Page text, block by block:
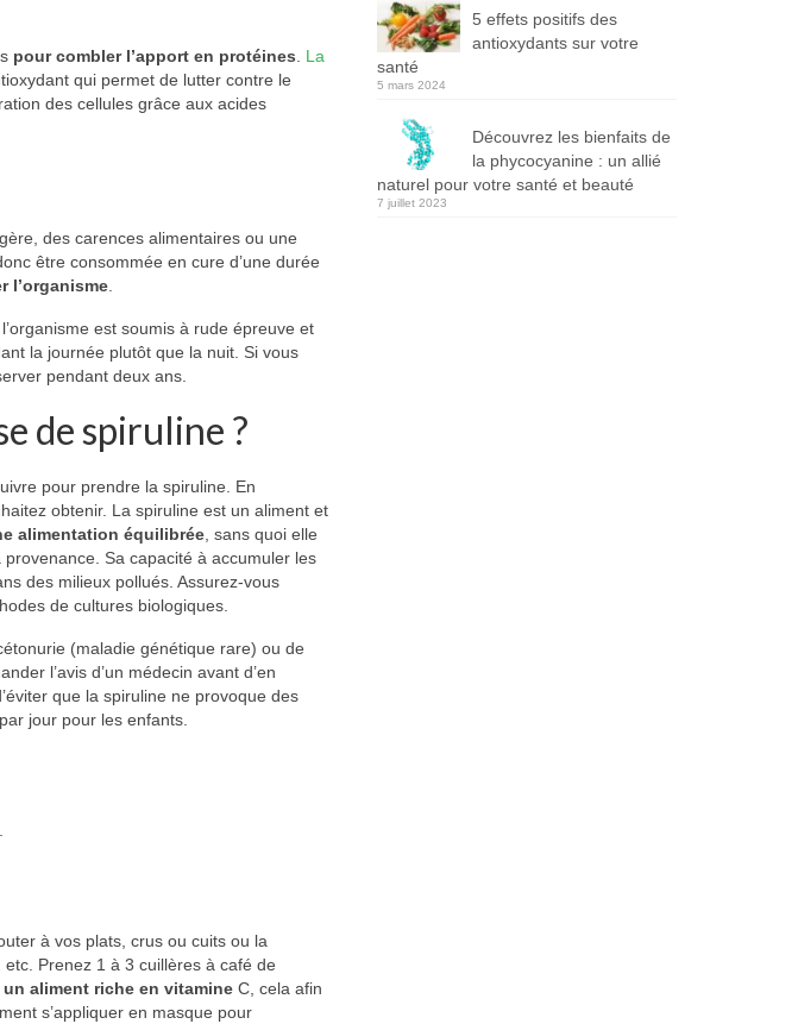
pour combler l’apport en protéines
La
qui permet de lutter contre le
des cellules grâce aux acides
des carences alimentaires ou une
être consommée en cure d’une durée
l’organisme
est soumis à rude épreuve et
la journée plutôt que la nuit. Si vous
pendant deux ans.
de spiruline ?
pour prendre la spiruline. En
obtenir. La spiruline est un aliment et
alimentation équilibrée , sans quoi elle
Sa capacité à accumuler les
des milieux pollués. Assurez-vous
de cultures biologiques.
(maladie génétique rare) ou de
l’avis d’un médecin avant d’en
que la spiruline ne provoque des
jour pour les enfants.
à vos plats, crus ou cuits ou la
Prenez 1 à 3 cuillères à café de
un aliment riche en vitamine C, cela afin
s’appliquer en masque pour
5 effets positifs des
antioxydants sur votre
santé
5 mars 2024
Découvrez les bienfaits de
la phycocyanine : un allié
naturel pour votre santé et beauté
7 juillet 2023